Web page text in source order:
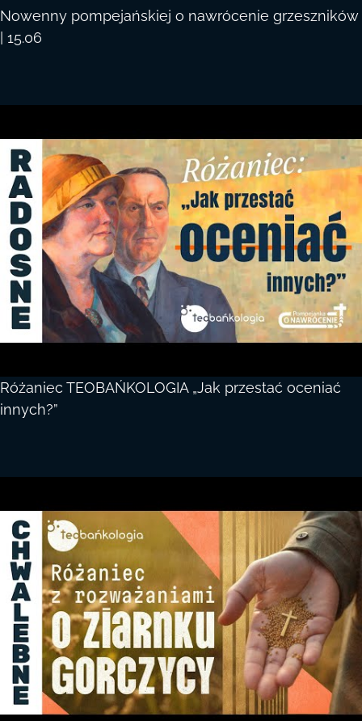
Nowenny pompejańskiej o nawrócenie grzeszników
| 15.06
Różaniec TEOBAŃKOLOGIA „Jak przestać oceniać
innych?”